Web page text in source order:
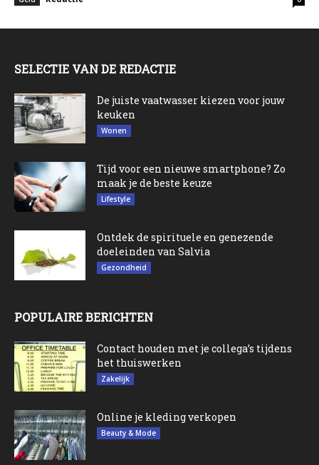
SELECTIE VAN DE REDACTIE
De juiste vaatwasser kiezen voor jouw
keuken
Wonen
Tijd voor een nieuwe smartphone? Zo
maak je de beste keuze
Lifestyle
Ontdek de spirituele en genezende
doeleinden van Salvia
Gezondheid
POPULAIRE BERICHTEN
Contact houden met je collega’s tijdens
het thuiswerken
Zakelijk
Online je kleding verkopen
Beauty & Mode